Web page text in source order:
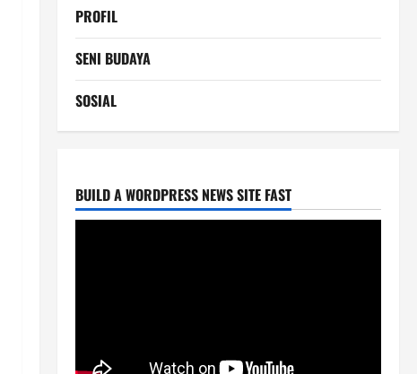
PROFIL
SENI BUDAYA
SOSIAL
BUILD A WORDPRESS NEWS SITE FAST